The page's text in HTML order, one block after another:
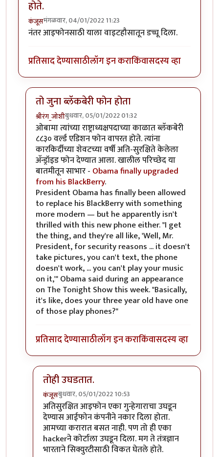
होते.
कंजूसमंगळवार, 04/01/2022 11:23
नंतर आइफोनसाठी याला वाइटहौसातून डच्चू दिला.
प्रतिसाद देण्यासाठीलॉग इन कराकिंवासदस्य व्हा
तो जुना ब्लॅकबेरी फोन होता
श्रीरंग_जोशीबुधवार, 05/01/2022 01:32
In reply toUsA मध्ये वाईट हाऊस हाच वापरत होते.
ओबामा त्यांच्या राष्ट्राध्यक्षपदाच्या काळात ब्लॅकबेरी
८८३० वर्ल्ड एडिशन फोन वापरत होते. त्यांना
कारकिर्दीच्या शेवटच्या वर्षी अति-सुरक्षिते केलेला
अ‍ॅन्ड्रॉइड फोन देण्यात आला. खालील परिच्छेद या
बातमीतून साभार - Obama finally upgraded
from his BlackBerry.
President Obama has finally been allowed
to replace his BlackBerry with something
more modern — but he apparently isn't
thrilled with this new phone either. "I get
the thing, and they're all like, 'Well, Mr.
President, for security reasons ... it doesn't
take pictures, you can't text, the phone
doesn't work, ... you can't play your music
on it,'" Obama said during an appearance
on The Tonight Show this week. "Basically,
it's like, does your three year old have one
of those play phones?"
प्रतिसाद देण्यासाठीलॉग इन कराकिंवासदस्य व्हा
तोही उघडतात.
कंजूसबुधवार, 05/01/2022 10:53
In reply toतो जुना ब्लॅकबेरी फोन होताbyश्रीरंग_जोशी
अतिसुरक्षित आइफोन एका गुन्हेगाराचा उघडून
देण्यास आईफोन कंपनीने नकार दिला होता.
आमच्या करारात बसत नाही. पण तो ही एका
hackerने कोर्टाला उघडून दिला. मग ते तंत्रज्ञान
भारताने सिक्युरटीसाठी विकत घेतले होते.